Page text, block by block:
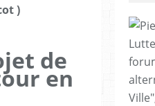
)
de
en